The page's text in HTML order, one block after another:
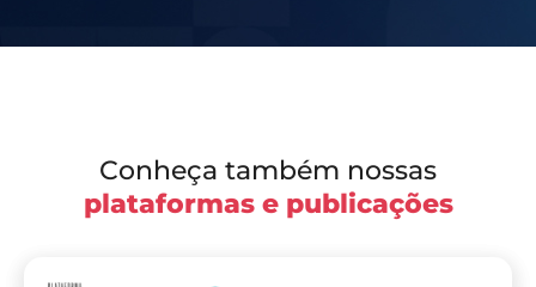
Conheça também nossas
plataformas e publicações